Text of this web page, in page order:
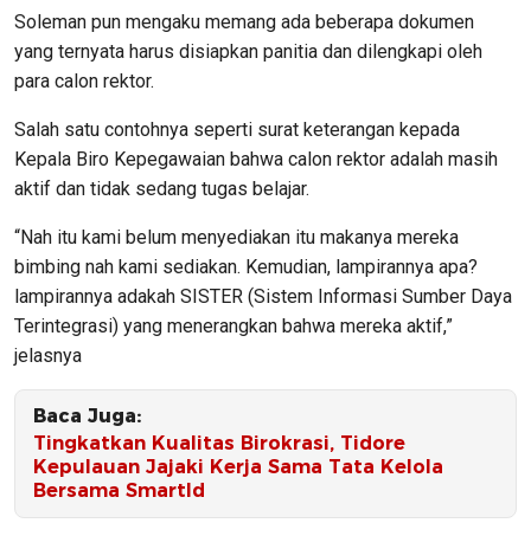
Soleman pun mengaku memang ada beberapa dokumen
yang ternyata harus disiapkan panitia dan dilengkapi oleh
para calon rektor.
Salah satu contohnya seperti surat keterangan kepada
Kepala Biro Kepegawaian bahwa calon rektor adalah masih
aktif dan tidak sedang tugas belajar.
“Nah itu kami belum menyediakan itu makanya mereka
bimbing nah kami sediakan. Kemudian, lampirannya apa?
lampirannya adakah SISTER (Sistem Informasi Sumber Daya
Terintegrasi) yang menerangkan bahwa mereka aktif,”
jelasnya
Baca Juga:
Tingkatkan Kualitas Birokrasi, Tidore
Kepulauan Jajaki Kerja Sama Tata Kelola
Bersama SmartId